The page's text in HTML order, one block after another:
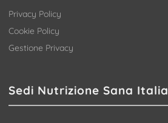
Privacy Policy
Cookie Policy
Gestione Privacy
Sedi Nutrizione Sana Italia